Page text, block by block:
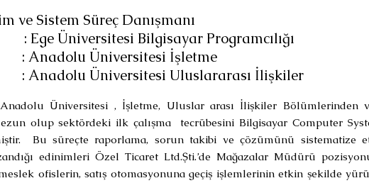
ve Sistem Süreç Danışmanı
Üniversitesi Bilgisayar Programcılığı
Üniversitesi İşletme
Üniversitesi Uluslararası İlişkiler
Üniversitesi , İşletme, Uluslar arası İlişkiler Bölümlerinden
olup sektördeki ilk çalışma tecrübesini Bilgisayar Computer
Bu süreçte raporlama, sorun takibi ve çözümünü sistematize
edinimleri Özel Ticaret Ltd.Şti.’de Mağazalar Müdürü
ofislerin, satış otomasyonuna geçiş işlemlerinin etkin şekilde